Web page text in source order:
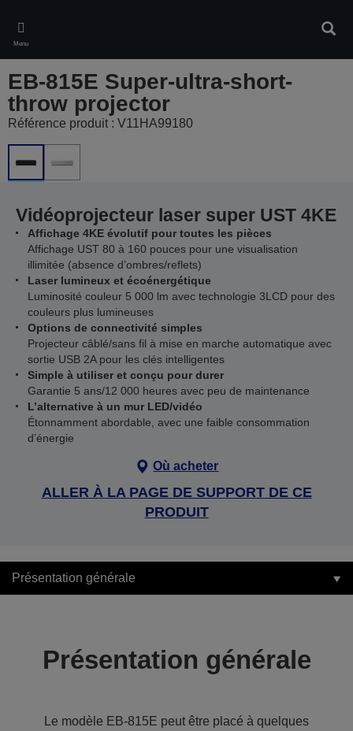
main
content
Menu
EB-815E Super-ultra-short-
throw projector
Référence produit : V11HA99180
Vidéoprojecteur laser super UST 4KE
Affichage 4KE évolutif pour toutes les pièces
Affichage UST 80 à 160 pouces pour une visualisation
illimitée (absence d’ombres/reflets)
Laser lumineux et écoénergétique
Luminosité couleur 5 000 lm avec technologie 3LCD pour des
couleurs plus lumineuses
Options de connectivité simples
Projecteur câblé/sans fil à mise en marche automatique avec
sortie USB 2A pour les clés intelligentes
Simple à utiliser et conçu pour durer
Garantie 5 ans/12 000 heures avec peu de maintenance
L’alternative à un mur LED/vidéo
Étonnamment abordable, avec une faible consommation
d’énergie
Où acheter
ALLER À LA PAGE DE SUPPORT DE CE
PRODUIT
Présentation générale
Présentation générale
Le modèle EB-815E peut être placé à quelques